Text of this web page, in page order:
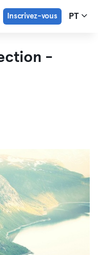
Inscrivez-vous PT
-